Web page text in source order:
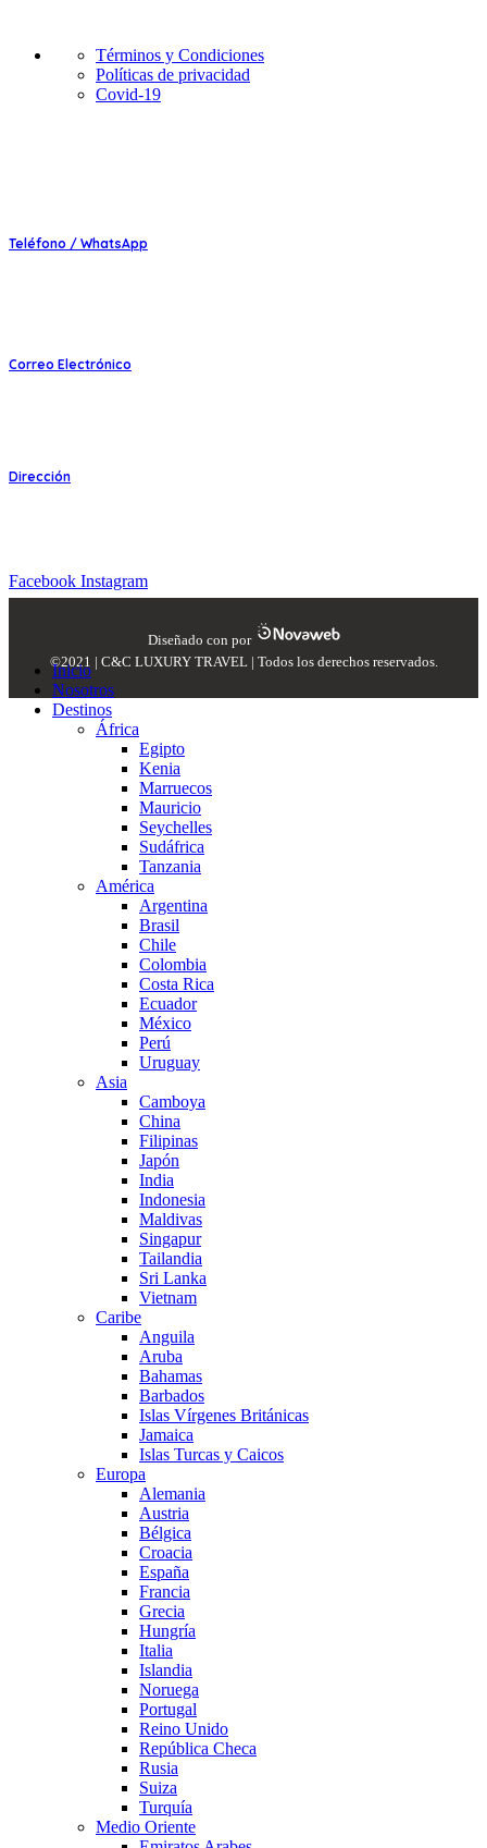
Términos y Condiciones
Políticas de privacidad
Covid-19
Teléfono / WhatsApp
Correo Electrónico
Dirección
Facebook Instagram
Diseñado con por
©2021 | C&C LUXURY TRAVEL | Todos los derechos reservados.
Inicio
Nosotros
Destinos
África
Egipto
Kenia
Marruecos
Mauricio
Seychelles
Sudáfrica
Tanzania
América
Argentina
Brasil
Chile
Colombia
Costa Rica
Ecuador
México
Perú
Uruguay
Asia
Camboya
China
Filipinas
Japón
India
Indonesia
Maldivas
Singapur
Tailandia
Sri Lanka
Vietnam
Caribe
Anguila
Aruba
Bahamas
Barbados
Islas Vírgenes Británicas
Jamaica
Islas Turcas y Caicos
Europa
Alemania
Austria
Bélgica
Croacia
España
Francia
Grecia
Hungría
Italia
Islandia
Noruega
Portugal
Reino Unido
República Checa
Rusia
Suiza
Turquía
Medio Oriente